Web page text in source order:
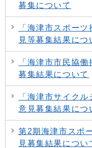
募集について
「海津市スポー
見等募集結果につ
「海津市市民協
募集結果について
「海津市サイク
意見募集結果につ
第2期海津市スポ
見募集結果につい